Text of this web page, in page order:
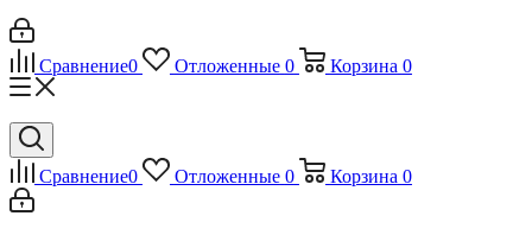
Сравнение0 Отложенные 0 Корзина 0
Сравнение0 Отложенные 0 Корзина 0